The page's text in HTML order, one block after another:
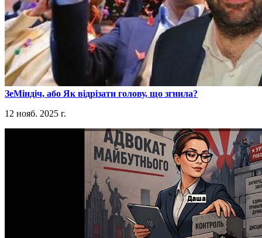
​ЗеМіндіч, або Як відрізати голову, що згнила?
12 нояб. 2025 г.